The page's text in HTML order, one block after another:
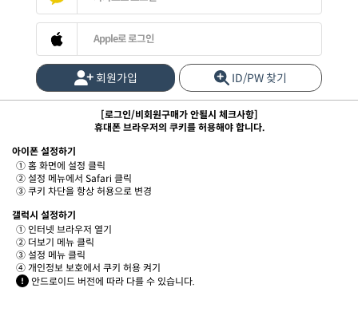
Apple로 로그인
회원가입 ID/PW 찾기
[로그인/비회원구매가 안될시 체크사항]
휴대폰 브라우저의 쿠키를 허용해야 합니다.
아이폰 설정하기
① 홈 화면에 설정 클릭
② 설정 메뉴에서 Safari 클릭
③ 쿠키 차단을 항상 허용으로 변경
갤럭시 설정하기
① 인터넷 브라우저 열기
② 더보기 메뉴 클릭
③ 설정 메뉴 클릭
④ 개인정보 보호에서 쿠키 허용 켜기
안드로이드 버전에 따라 다를 수 있습니다.